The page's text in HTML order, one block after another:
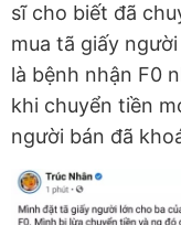
sĩ cho biết đã
mua tã giấy
là bệnh nhận F0
khi chuyển tiền
người bán đã